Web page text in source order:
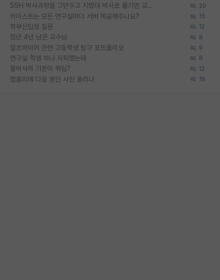
SSH 박사과정을 그만두고 지방대 박사로 옮기면 교수의 꿈은 끝일까요? 20
카이스트는 모든 연구실마다 서버 제공해주나요? 15
학부신입생 질문 12
정년 4년 남은 교수님 8
알츠하이머 관련 고등학생 탐구 포트폴리오 9
연구실 학생 하나 자퇴했는데 8
물박사의 기준이 뭐임? 12
랩홈피에 다들 본인 사진 올리냐 19